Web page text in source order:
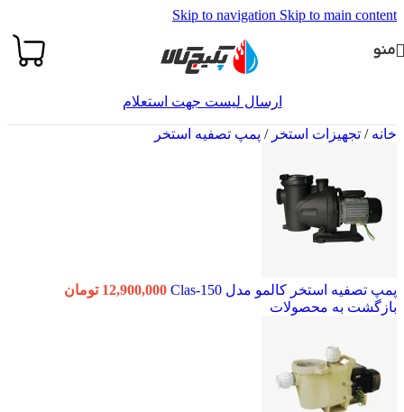
Skip to navigation Skip to main content
منو
ارسال لیست جهت استعلام
خانه/ تجهیزات استخر/ پمپ تصفیه استخر
پمپ تصفیه استخر کالمو مدل Clas-150 12,900,000 تومان
بازگشت به محصولات